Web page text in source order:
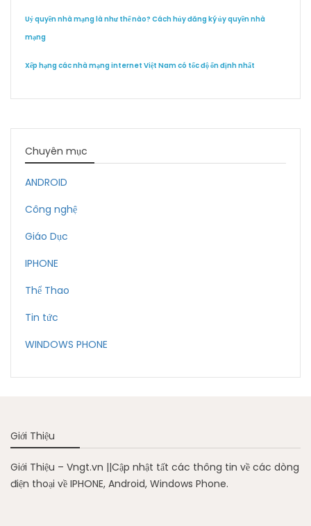
Uỷ quyền nhà mạng là như thế nào? Cách hủy đăng ký ủy quyền nhà
mạng
Xếp hạng các nhà mạng internet Việt Nam có tốc độ ổn định nhất
Chuyên mục
ANDROID
Công nghệ
Giáo Dục
IPHONE
Thể Thao
Tin tức
WINDOWS PHONE
Giới Thiệu
Giới Thiệu – Vngt.vn ||Cập nhật tất các thông tin về các dòng
điện thoại về IPHONE, Android, Windows Phone.